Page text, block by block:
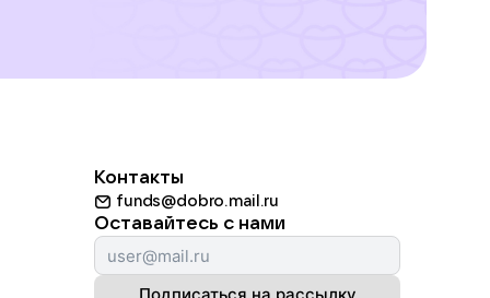
Контакты
funds@dobro.mail.ru
Оставайтесь с нами